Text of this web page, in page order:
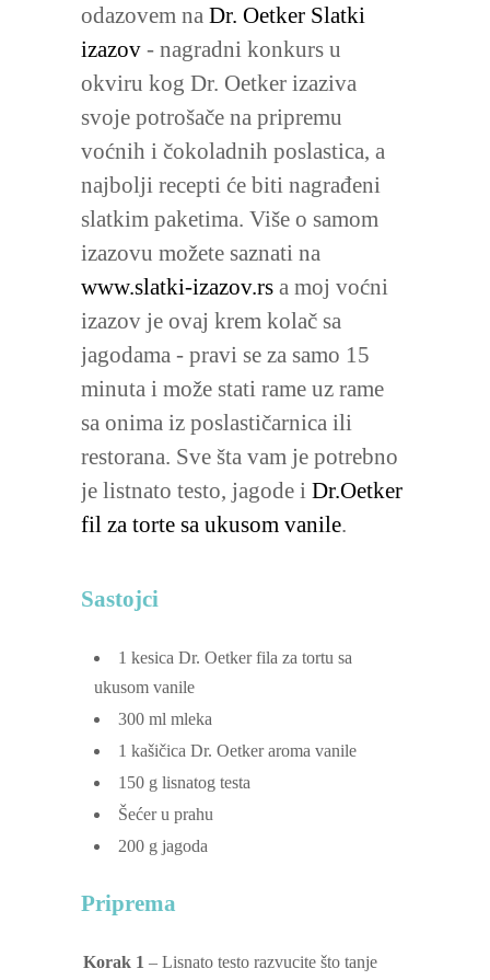
odazovem na Dr. Oetker Slatki
izazov - nagradni konkurs u
okviru kog Dr. Oetker izaziva
svoje potrošače na pripremu
voćnih i čokoladnih poslastica, a
najbolji recepti će biti nagrađeni
slatkim paketima. Više o samom
izazovu možete saznati na
www.slatki-izazov.rs a moj voćni
izazov je ovaj krem kolač sa
jagodama - pravi se za samo 15
minuta i može stati rame uz rame
sa onima iz poslastičarnica ili
restorana. Sve šta vam je potrebno
je listnato testo, jagode i Dr.Oetker
fil za torte sa ukusom vanile.
Sastojci
1 kesica Dr. Oetker fila za tortu sa
ukusom vanile
300 ml mleka
1 kašičica Dr. Oetker aroma vanile
150 g lisnatog testa
Šećer u prahu
200 g jagoda
Priprema
Korak 1 – Lisnato testo razvucite što tanje